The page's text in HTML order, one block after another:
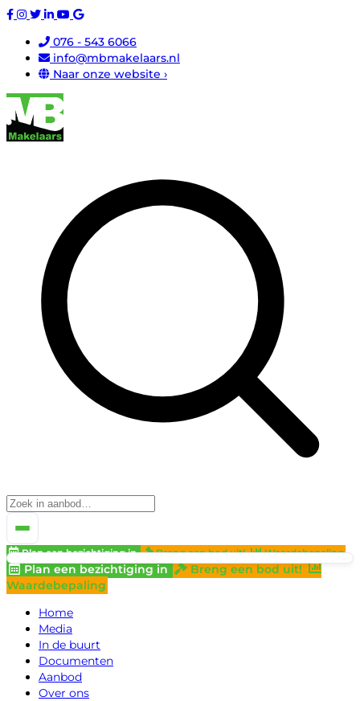
076 - 543 6066
info@mbmakelaars.nl
Naar onze website ›
Plan een bezichtiging in Breng een bod uit! Waardebepaling
Plan een bezichtiging in
Breng een bod uit!
Waardebepaling
Home
Media
In de buurt
Documenten
Aanbod
Over ons